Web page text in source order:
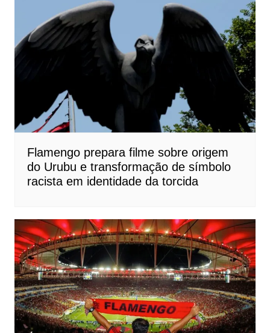
Flamengo prepara filme sobre origem
do Urubu e transformação de símbolo
racista em identidade da torcida